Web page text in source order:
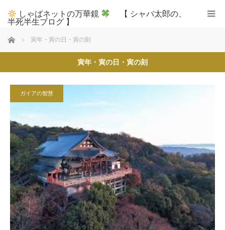
しゃばネットの万華鏡
【 シャバ太郎の、
半死半生ブログ 】
ホーム 寅年・寅の日・寅の刻
寅年・寅の日・寅の刻
ガイアの智慧